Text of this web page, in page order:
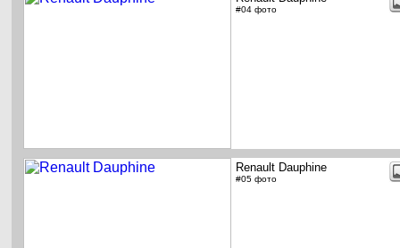
#04 фото
Renault Dauphine
#05 фото